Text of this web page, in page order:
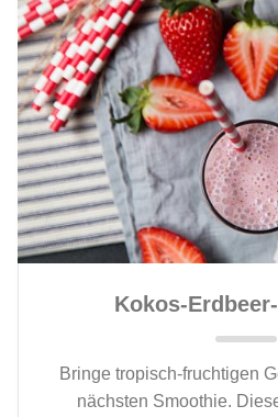
Kokos-
Bringe tropisch-fruchtigen
nächsten Smoothie.